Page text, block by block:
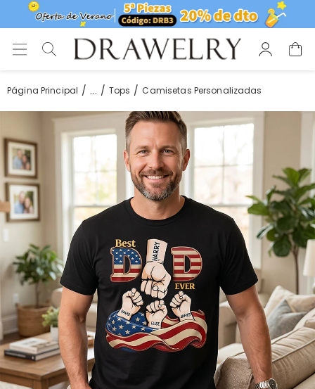
Página Principal ... Tops Camisetas Personalizadas